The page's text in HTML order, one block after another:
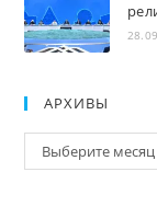
АРХИВЫ
Архивы
Выберите месяц